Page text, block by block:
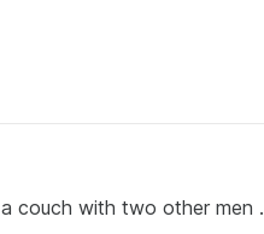
couch with two other men .